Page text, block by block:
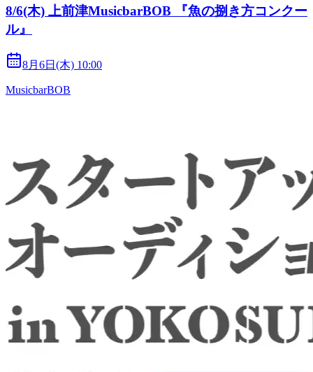
8/6(木) 上前津MusicbarBOB 『魚の捌き方コンクー
ル』
8月6日(木) 10:00
MusicbarBOB